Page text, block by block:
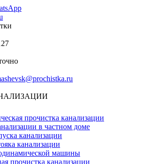
прочистка канализации
в частном доме
канализации
канализации
машины
прочистка канализации